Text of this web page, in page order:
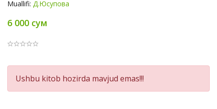
Muallifi: Д.Юсупова
6 000 сум
Product
Summery
Ushbu kitob hozirda mavjud emas!!!